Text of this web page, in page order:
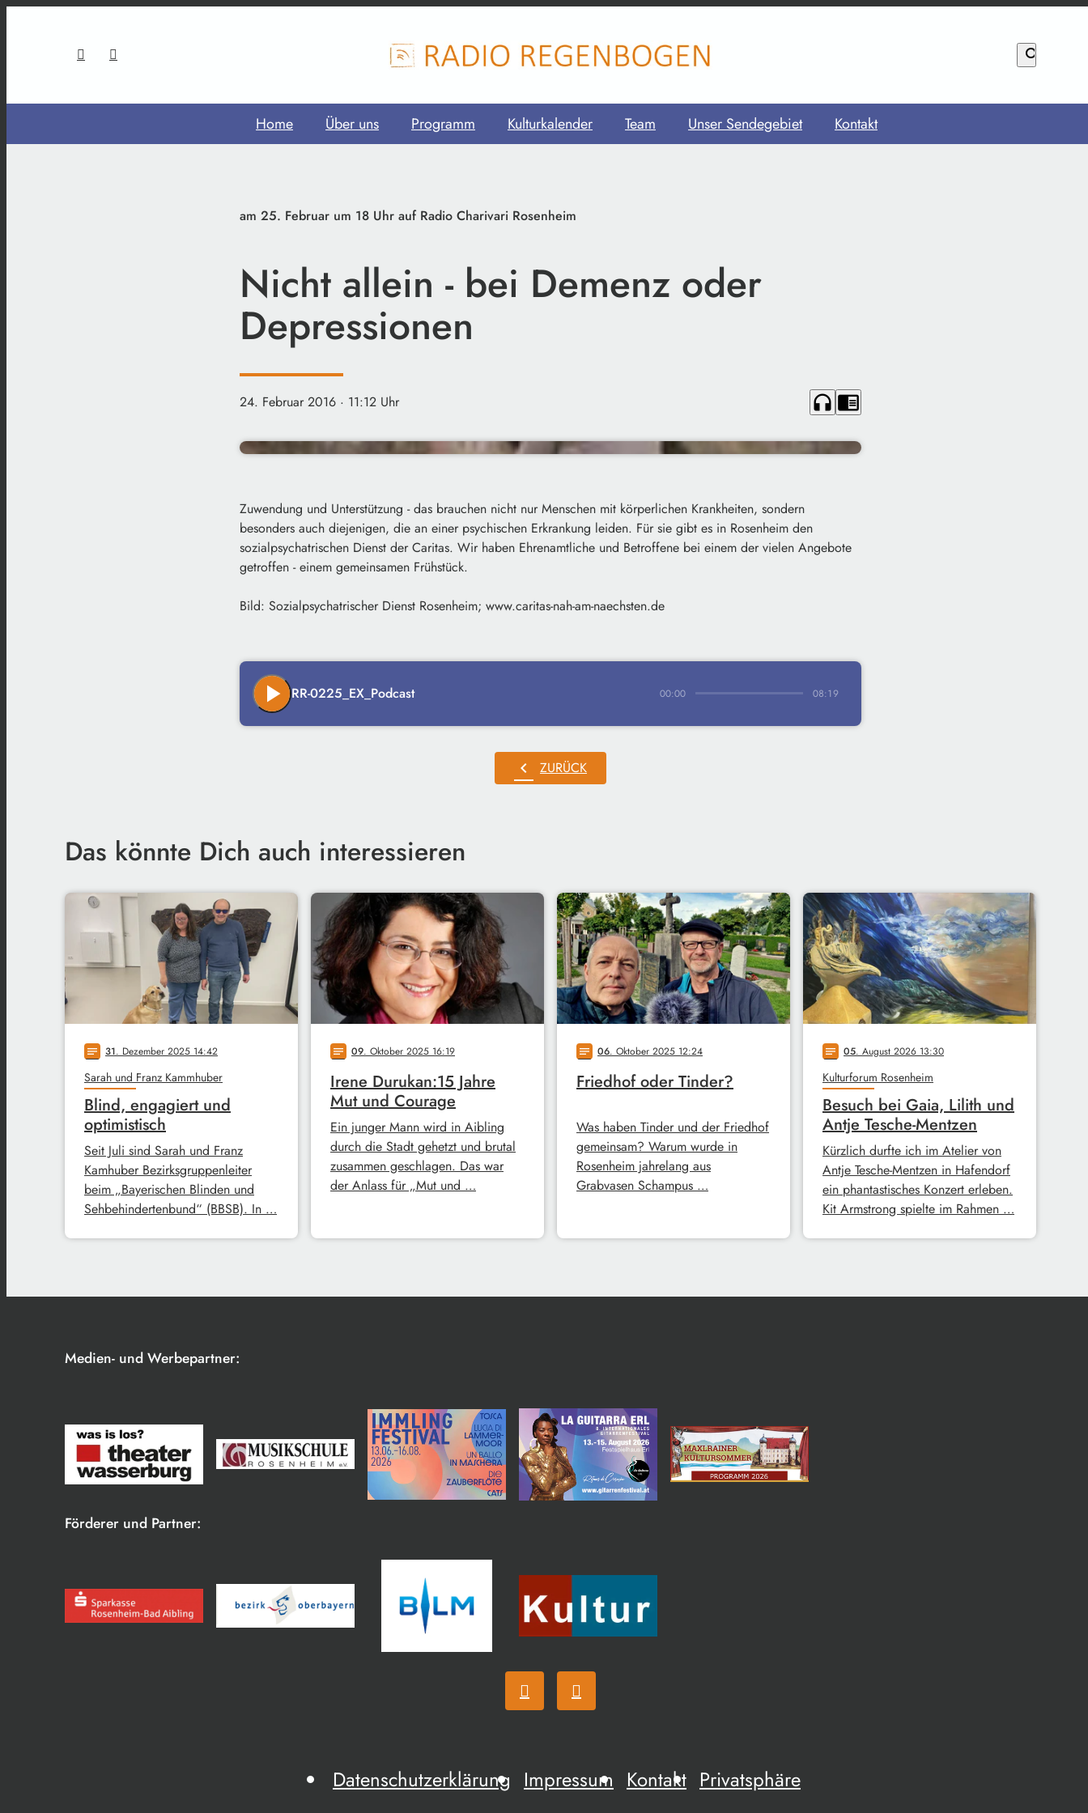
search
Home Über uns Programm Kulturkalender Team Unser Sendegebiet Kontakt
am 25. Februar um 18 Uhr auf Radio Charivari Rosenheim
Nicht allein - bei Demenz oder
Depressionen
24. Februar 2016 · 11:12 Uhr headphones chrome_reader_mode
Zuwendung und Unterstützung - das brauchen nicht nur Menschen mit körperlichen Krankheiten, sondern
besonders auch diejenigen, die an einer psychischen Erkrankung leiden. Für sie gibt es in Rosenheim den
sozialpsychatrischen Dienst der Caritas. Wir haben Ehrenamtliche und Betroffene bei einem der vielen Angebote
getroffen - einem gemeinsamen Frühstück.
Bild: Sozialpsychatrischer Dienst Rosenheim; www.caritas-nah-am-naechsten.de
play_arrow RR-0225_EX_Podcast 00:00 08:19
chevron_left ZURÜCK
Das könnte Dich auch interessieren
notes 31. Dezember 2025 14:42
Sarah und Franz Kammhuber
Blind, engagiert und
optimistisch
Seit Juli sind Sarah und Franz
Kamhuber Bezirksgruppenleiter
beim „Bayerischen Blinden und
Sehbehindertenbund“ (BBSB). In …
notes 09. Oktober 2025 16:19
Irene Durukan:15 Jahre
Mut und Courage
Ein junger Mann wird in Aibling
durch die Stadt gehetzt und brutal
zusammen geschlagen. Das war
der Anlass für „Mut und …
notes 06. Oktober 2025 12:24
Friedhof oder Tinder?
Was haben Tinder und der Friedhof
gemeinsam? Warum wurde in
Rosenheim jahrelang aus
Grabvasen Schampus …
notes 05. August 2026 13:30
Kulturforum Rosenheim
Besuch bei Gaia, Lilith und
Antje Tesche-Mentzen
Kürzlich durfte ich im Atelier von
Antje Tesche-Mentzen in Hafendorf
ein phantastisches Konzert erleben.
Kit Armstrong spielte im Rahmen …
Medien- und Werbepartner:
Förderer und Partner:
Datenschutzerklärung Impressum Kontakt Privatsphäre